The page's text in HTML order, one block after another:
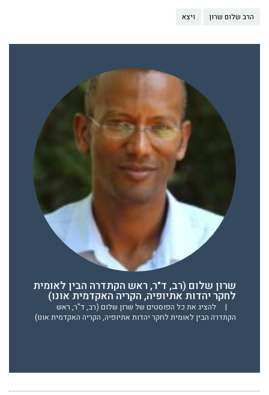
הרב שלום שרון ויצא
שרון שלום (רב, ד"ר, ראש הקתדרה הבין לאומית
לחקר יהדות אתיופיה, הקריה האקדמית אונו)
|
להציג את כל הפוסטים של שרון שלום (רב, ד"ר, ראש
הקתדרה הבין לאומית לחקר יהדות אתיופיה, הקריה האקדמית אונו)